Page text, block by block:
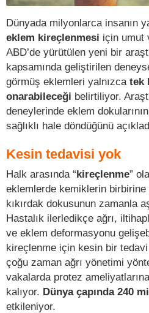
Dünyada milyonlarca insanın
eklem kireçlenmesi için umut
ABD’de yürütülen yeni bir
kapsamında geliştirilen
görmüş eklemleri yalnızca tek
onarabileceği belirtiliyor.
deneylerinde eklem
sağlıklı hale döndüğünü
Kesin tedavisi yok
Halk arasında “kireçlenme”
eklemlerde kemiklerin birbirine
kıkırdak dokusunun zamanla
Hastalık ilerledikçe ağrı,
ve eklem deformasyonu
kireçlenme için kesin bir
çoğu zaman ağrı yönetimi
vakalarda protez
kalıyor. Dünya çapında 240
etkileniyor.